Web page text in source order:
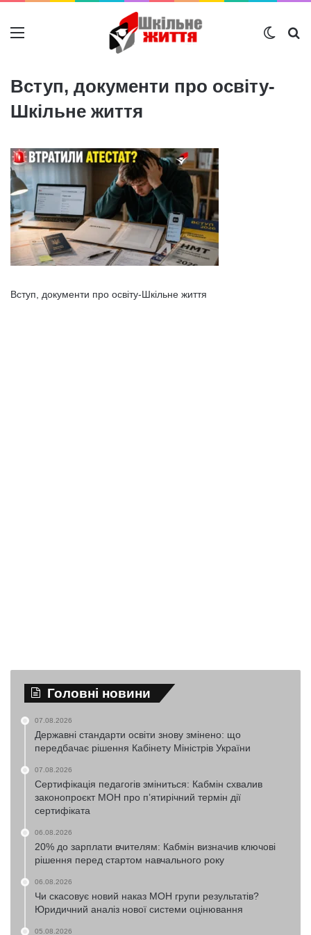
Меню
Вступ, документи про освіту-
Шкільне життя
Вступ, документи про освіту-Шкільне життя
Головні новини
07.08.2026
Державні стандарти освіти знову змінено: що
передбачає рішення Кабінету Міністрів України
07.08.2026
Сертифікація педагогів зміниться: Кабмін схвалив
законопроєкт МОН про п’ятирічний термін дії
сертифіката
06.08.2026
20% до зарплати вчителям: Кабмін визначив ключові
рішення перед стартом навчального року
06.08.2026
Чи скасовує новий наказ МОН групи результатів?
Юридичний аналіз нової системи оцінювання
05.08.2026